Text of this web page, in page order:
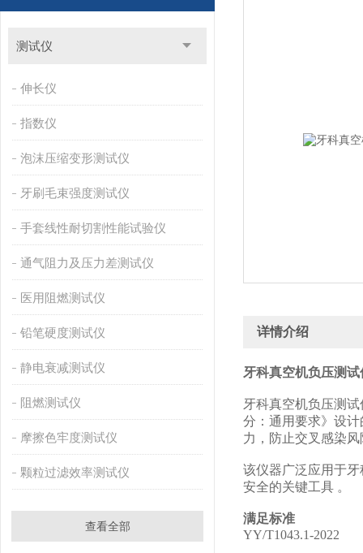
测试仪
伸长仪
指数仪
泡沫压缩变形测试仪
牙刷毛束强度测试仪
手套线性耐切割性能试验仪
通气阻力及压力差测试仪
医用阻燃测试仪
铅笔硬度测试仪
静电衰减测试仪
阻燃测试仪
摩擦色牢度测试仪
颗粒过滤效率测试仪
查看全部
详情介绍
牙科真空机负压测
牙科真空机负压测
分：通用要求》设
力，防止交叉感染风
该仪器广泛应用于
安全的关键工具 。
满足标准
YY/T1043.1-2022